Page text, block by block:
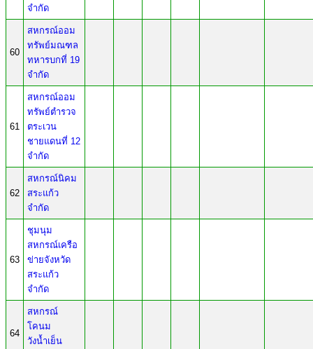
จำกัด
60
สหกรณ์ออม
ทรัพย์มณฑล
ทหารบกที่ 19
จำกัด
61
สหกรณ์ออม
ทรัพย์ตำรวจ
ตระเวน
ชายแดนที่ 12
จำกัด
62
สหกรณ์นิคม
สระแก้ว
จำกัด
63
ชุมนุม
สหกรณ์เครือ
ข่ายจังหวัด
สระแก้ว
จำกัด
64
สหกรณ์
โคนม
วังน้ำเย็น